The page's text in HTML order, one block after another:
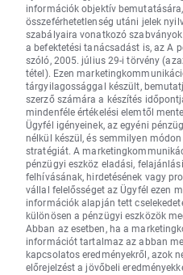
információk objektív
összeférhetetlenség utáni jelek
szabályaira vonatkozó
a befektetési tanácsadást is, az A
szóló, 2005. július 29-i törvény
tétel). Ezen
tárgyilagossággal készült,
szerző számára a készítés
mindenféle értékelési elemtől
Ügyfél igényeinek, az egyéni
nélkül készül, és semmilyen
stratégiát. A
pénzügyi eszköz eladási,
felhívásának, hirdetésének vagy
vállal felelősséget az Ügyfél ezen
információk alapján tett
különösen a pénzügyi eszközök
Abban az esetben, ha a
információt tartalmaz az abban
kapcsolatos eredményekről, azok
előrejelzést a jövőbeli